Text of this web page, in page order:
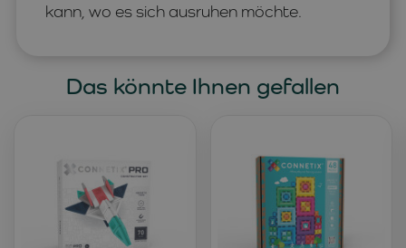
kann, wo es sich ausruhen möchte.
Das könnte Ihnen gefallen